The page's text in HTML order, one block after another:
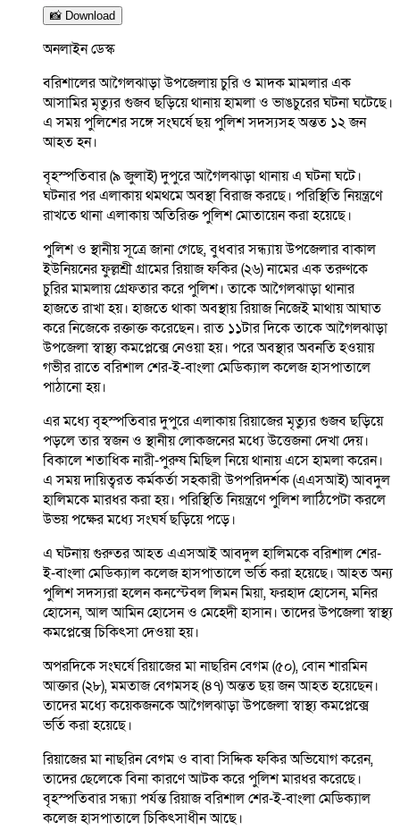
📸 Download
অনলাইন ডেস্ক
বরিশালের আগৈলঝাড়া উপজেলায় চুরি ও মাদক মামলার এক
আসামির মৃত্যুর গুজব ছড়িয়ে থানায় হামলা ও ভাঙচুরের ঘটনা ঘটেছে।
এ সময় পুলিশের সঙ্গে সংঘর্ষে ছয় পুলিশ সদস্যসহ অন্তত ১২ জন
আহত হন।
বৃহস্পতিবার (৯ জুলাই) দুপুরে আগৈলঝাড়া থানায় এ ঘটনা ঘটে।
ঘটনার পর এলাকায় থমথমে অবস্থা বিরাজ করছে। পরিস্থিতি নিয়ন্ত্রণে
রাখতে থানা এলাকায় অতিরিক্ত পুলিশ মোতায়েন করা হয়েছে।
পুলিশ ও স্থানীয় সূত্রে জানা গেছে, বুধবার সন্ধ্যায় উপজেলার বাকাল
ইউনিয়নের ফুল্লশ্রী গ্রামের রিয়াজ ফকির (২৬) নামের এক তরুণকে
চুরির মামলায় গ্রেফতার করে পুলিশ। তাকে আগৈলঝাড়া থানার
হাজতে রাখা হয়। হাজতে থাকা অবস্থায় রিয়াজ নিজেই মাথায় আঘাত
করে নিজেকে রক্তাক্ত করেছেন। রাত ১১টার দিকে তাকে আগৈলঝাড়া
উপজেলা স্বাস্থ্য কমপ্লেক্সে নেওয়া হয়। পরে অবস্থার অবনতি হওয়ায়
গভীর রাতে বরিশাল শের-ই-বাংলা মেডিক্যাল কলেজ হাসপাতালে
পাঠানো হয়।
এর মধ্যে বৃহস্পতিবার দুপুরে এলাকায় রিয়াজের মৃত্যুর গুজব ছড়িয়ে
পড়লে তার স্বজন ও স্থানীয় লোকজনের মধ্যে উত্তেজনা দেখা দেয়।
বিকালে শতাধিক নারী-পুরুষ মিছিল নিয়ে থানায় এসে হামলা করেন।
এ সময় দায়িত্বরত কর্মকর্তা সহকারী উপপরিদর্শক (এএসআই) আবদুল
হালিমকে মারধর করা হয়। পরিস্থিতি নিয়ন্ত্রণে পুলিশ লাঠিপেটা করলে
উভয় পক্ষের মধ্যে সংঘর্ষ ছড়িয়ে পড়ে।
এ ঘটনায় গুরুতর আহত এএসআই আবদুল হালিমকে বরিশাল শের-
ই-বাংলা মেডিক্যাল কলেজ হাসপাতালে ভর্তি করা হয়েছে। আহত অন্য
পুলিশ সদস্যরা হলেন কনস্টেবল লিমন মিয়া, ফরহাদ হোসেন, মনির
হোসেন, আল আমিন হোসেন ও মেহেদী হাসান। তাদের উপজেলা স্বাস্থ্য
কমপ্লেক্সে চিকিৎসা দেওয়া হয়।
অপরদিকে সংঘর্ষে রিয়াজের মা নাছরিন বেগম (৫০), বোন শারমিন
আক্তার (২৮), মমতাজ বেগমসহ (৪৭) অন্তত ছয় জন আহত হয়েছেন।
তাদের মধ্যে কয়েকজনকে আগৈলঝাড়া উপজেলা স্বাস্থ্য কমপ্লেক্সে
ভর্তি করা হয়েছে।
রিয়াজের মা নাছরিন বেগম ও বাবা সিদ্দিক ফকির অভিযোগ করেন,
তাদের ছেলেকে বিনা কারণে আটক করে পুলিশ মারধর করেছে।
বৃহস্পতিবার সন্ধ্যা পর্যন্ত রিয়াজ বরিশাল শের-ই-বাংলা মেডিক্যাল
কলেজ হাসপাতালে চিকিৎসাধীন আছে।